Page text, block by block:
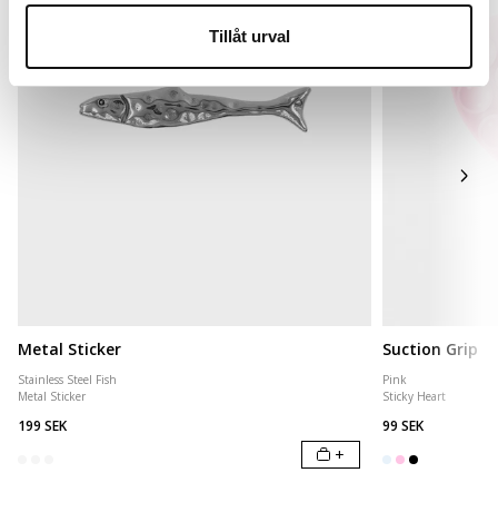
Tillåt urval
Metal Sticker
Stainless Steel Fish
Metal Sticker
199 SEK
+
Suction Grip
Pink
Sticky Heart
99 SEK